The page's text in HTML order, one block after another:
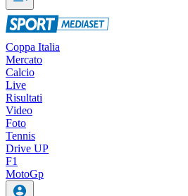
Coppa Italia
Mercato
Calcio
Live
Risultati
Video
Foto
Tennis
Drive UP
F1
MotoGp